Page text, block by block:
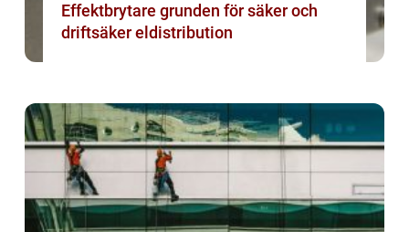
Effektbrytare grunden för säker och
driftsäker eldistribution